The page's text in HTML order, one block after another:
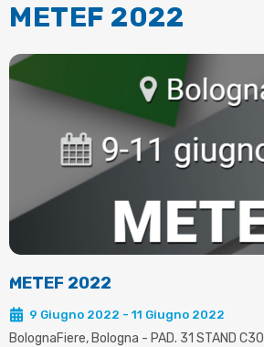
METEF 2022
METEF 2022
9 Giugno 2022 - 11 Giugno 2022
BolognaFiere, Bologna - PAD. 31 STAND C30